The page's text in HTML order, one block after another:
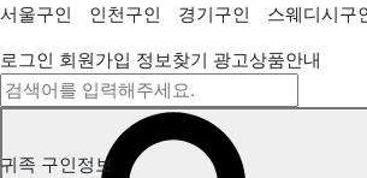
서울구인
인천구인 경기구인
스웨디시구
로그인 회원가입 정보찾기 광고상품안내
귀족 구인정보